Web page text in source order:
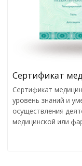
Сертификат
Сертификат
уровень знаний и
осуществления
медицинской или